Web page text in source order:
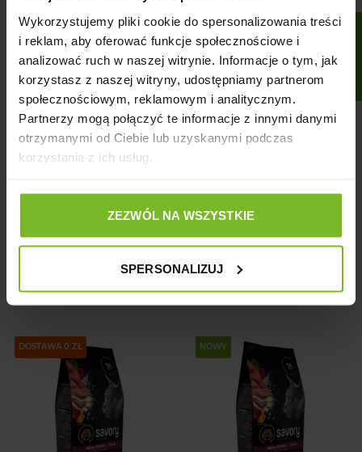
Wykorzystujemy pliki cookie do spersonalizowania treści
i reklam, aby oferować funkcje społecznościowe i
analizować ruch w naszej witrynie. Informacje o tym, jak
korzystasz z naszej witryny, udostępniamy partnerom
społecznościowym, reklamowym i analitycznym.
Partnerzy mogą połączyć te informacje z innymi danymi
otrzymanymi od Ciebie lub uzyskanymi podczas
korzystania z ich usług.
ZEZWÓL NA WSZYSTKIE
SPERSONALIZUJ
NOWY
Cena
11,99 zł
NOWY
Cena
11,99 zł
NOWY
DOSTAWA 0 ZŁ NOWY